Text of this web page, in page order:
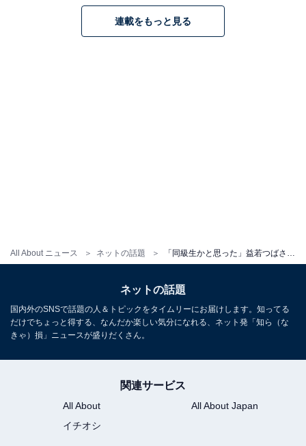
All About ニュース ネットの話題
連載をもっと見る
ネットの話題
国内外のSNSで話題の人＆トピックをタイムリーにお届けします。知ってる
だけでちょっと得する、なんだか楽しい気分になれる、ネット発「知ら（な
きゃ）損」ニュースが盛りだくさん。
関連サービス
All About
All About Japan
イチオシ